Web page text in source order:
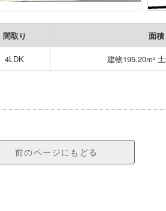
間取り 面積
4LDK 建物195.20m²
前のページにもどる